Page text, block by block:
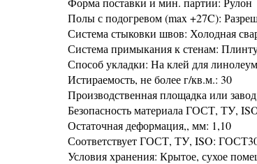
Полы с подогревом (max +27C):
Система стыковки швов: Холодная
Система примыкания к стенам:
Способ укладки: На клей для
Истираемость, не более г/кв.м.: 30
Производственная площадка или
Безопасность материала ГОСТ, ТУ,
Остаточная деформация,, мм: 1,10
Соответствует ГОСТ, ТУ, ISO:
Условия хранения: Крытое, сухое